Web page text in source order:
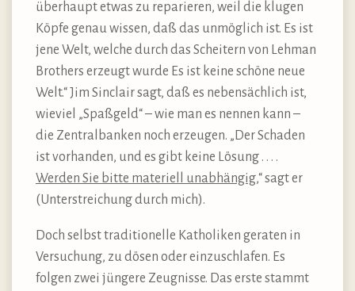
überhaupt etwas zu reparieren, weil die klugen
Köpfe genau wissen, daß das unmöglich ist. Es ist
jene Welt, welche durch das Scheitern von Lehman
Brothers erzeugt wurde Es ist keine schöne neue
Welt.“ Jim Sinclair sagt, daß es nebensächlich ist,
wieviel „Spaßgeld“ – wie man es nennen kann –
die Zentralbanken noch erzeugen. „Der Schaden
ist vorhanden, und es gibt keine Lösung . . . .
Werden Sie bitte materiell unabhängig,“ sagt er
(Unterstreichung durch mich).
Doch selbst traditionelle Katholiken geraten in
Versuchung, zu dösen oder einzuschlafen. Es
folgen zwei jüngere Zeugnisse. Das erste stammt